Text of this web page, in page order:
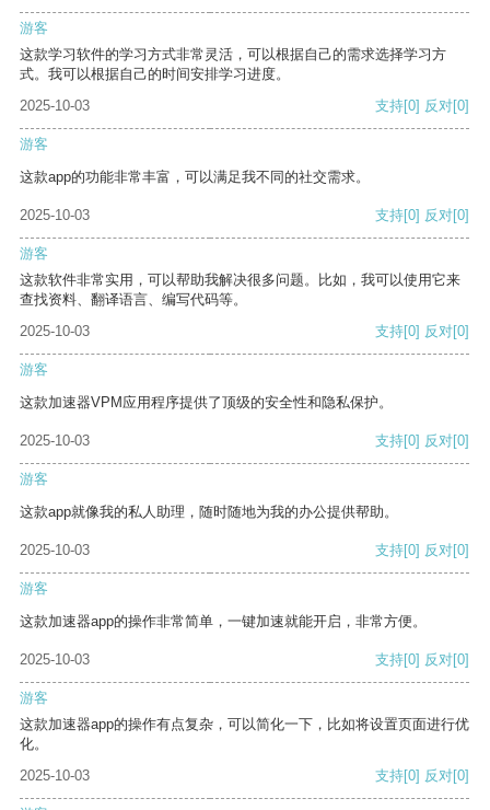
游客
这款学习软件的学习方式非常灵活，可以根据自己的需求选择学习方
式。我可以根据自己的时间安排学习进度。
2025-10-03
支持[0] 反对[0]
游客
这款app的功能非常丰富，可以满足我不同的社交需求。
2025-10-03 支持[0] 反对[0]
游客
这款软件非常实用，可以帮助我解决很多问题。比如，我可以使用它来
查找资料、翻译语言、编写代码等。
2025-10-03
支持[0] 反对[0]
游客
这款加速器VPM应用程序提供了顶级的安全性和隐私保护。
2025-10-03 支持[0] 反对[0]
游客
这款app就像我的私人助理，随时随地为我的办公提供帮助。
2025-10-03 支持[0] 反对[0]
游客
这款加速器app的操作非常简单，一键加速就能开启，非常方便。
2025-10-03 支持[0] 反对[0]
游客
这款加速器app的操作有点复杂，可以简化一下，比如将设置页面进行优
化。
2025-10-03
支持[0] 反对[0]